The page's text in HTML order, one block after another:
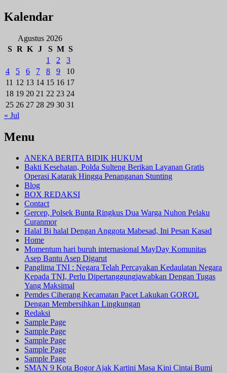
Kalendar
Agustus 2026
S R K J S M S
1
2
3
4
5 6 7 8 9
10
11 12 13 14 15 16 17
18 19 20 21 22 23 24
25 26 27 28 29 30 31
« Jul
Menu
ANEKA BERITA BIDIK HUKUM
Bakti Kesehatan, Polda Sulteng Berikan Layanan Gratis
Operasi Katarak Hingga Penanganan Stunting
Blog
BOX REDAKSI
Contact
Gercep, Polsek Bunta Ringkus Dua Warga Nuhon Pelaku
Curanmor
Halal Bi halal Dengan Anggota Mabesad, Ini Pesan Kasad
Home
Momentum hari buruh internasional MayDay Komunitas
Asep Bantu Asep Digarut
Panglima TNI : Negara Telah Percayakan Kedaulatan Negara
Kepada TNI, Perlu Dipertanggungjawabkan Dengan Tugas
Yang Maksimal
Pemdes Ciherang Kecamatan Pacet Lakukan GOROL
Dengan Membersihkan Lingkungan
Redaksi
Sample Page
Sample Page
Sample Page
Sample Page
Sample Page
SMAN 9 Kota Bogor Ajak Kartini Masa Kini Cintai Bumi